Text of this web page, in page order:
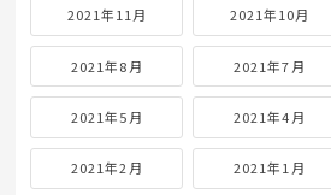
2021年11月 2021年10月
2021年8月 2021年7月
2021年5月 2021年4月
2021年2月 2021年1月